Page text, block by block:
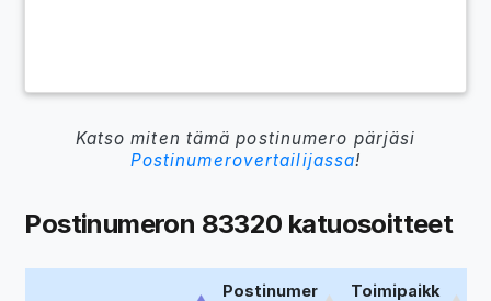
Katso miten tämä postinumero pärjäsi
Postinumerovertailijassa!
Postinumeron 83320 katuosoitteet
Postinumer
Toimipaikk